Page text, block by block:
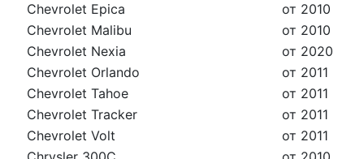
Chevrolet Epica
от 2010
Chevrolet Malibu
от 2010
Chevrolet Nexia
от 2020
Chevrolet Orlando
от 2011
Chevrolet Tahoe
от 2011
Chevrolet Tracker
от 2011
Chevrolet Volt
от 2011